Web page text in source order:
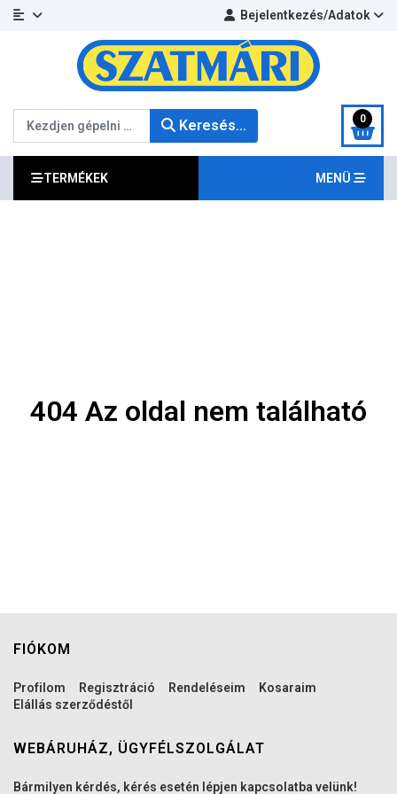
Bejelentkezés/Adatok
Keresés... 0
TERMÉKEK MENÜ
404 Az oldal nem található
FIÓKOM
Profilom Regisztráció Rendeléseim
Kosaraim
Elállás szerződéstől
WEBÁRUHÁZ, ÜGYFÉLSZOLGÁLAT
Bármilyen kérdés, kérés esetén lépjen kapcsolatba velünk!